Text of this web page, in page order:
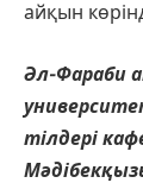
айқын
Әл-Фараби
тілдері